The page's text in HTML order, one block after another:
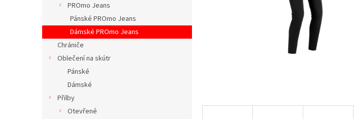
e
l
PROmo Jeans
Pánské PROmo Jeans
Dámské PROmo Jeans
Chrániče
Oblečení na skútr
Pánské
Dámské
Přilby
Otevřené